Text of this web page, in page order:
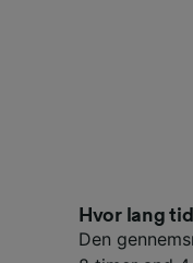
Hvor lang
Den